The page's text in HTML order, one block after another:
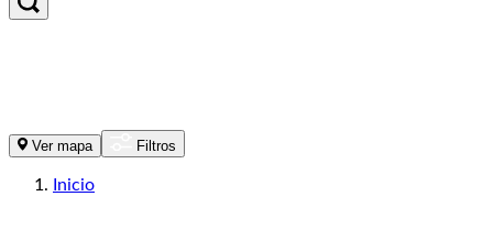
Ver mapa Filtros
Inicio